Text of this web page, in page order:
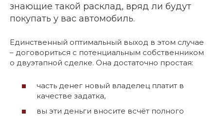
знающие такой расклад, вряд ли будут
покупать у вас автомобиль.
Единственный оптимальный выход в этом случае
– договориться с потенциальным собственником
о двуэтапной сделке. Она достаточно простая:
часть денег новый владелец платит в
качестве задатка,
вы эти деньги вносите всчёт полного